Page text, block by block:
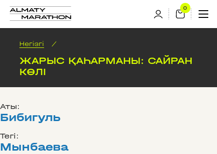
Негізгі /
ЖАРЫС ҚАҺАРМАНЫ: САЙРАН
КӨЛІ
Аты:
Бибигуль
Тегі:
Мынбаева